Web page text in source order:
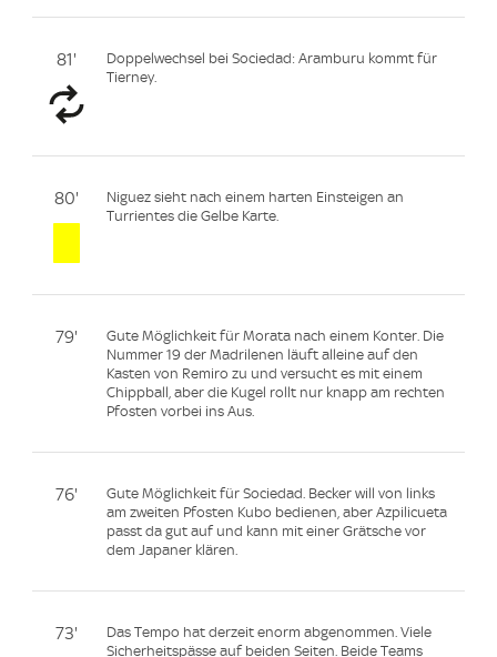
81'
Doppelwechsel bei Sociedad: Aramburu kommt für
Tierney.
80'
Niguez sieht nach einem harten Einsteigen an
Turrientes die Gelbe Karte.
79'
Gute Möglichkeit für Morata nach einem Konter. Die
Nummer 19 der Madrilenen läuft alleine auf den
Kasten von Remiro zu und versucht es mit einem
Chippball, aber die Kugel rollt nur knapp am rechten
Pfosten vorbei ins Aus.
76'
Gute Möglichkeit für Sociedad. Becker will von links
am zweiten Pfosten Kubo bedienen, aber Azpilicueta
passt da gut auf und kann mit einer Grätsche vor
dem Japaner klären.
73'
Das Tempo hat derzeit enorm abgenommen. Viele
Sicherheitspässe auf beiden Seiten. Beide Teams